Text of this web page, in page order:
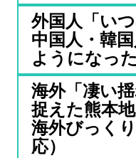
外国人「い
中国人・韓
ようになった
海外「凄い
捉えた熊本
海外びっく
応）